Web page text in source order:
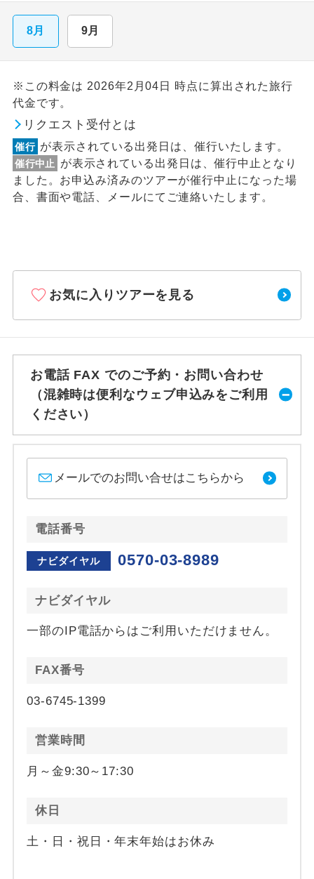
8月 9月
※この料金は 2026年2月04日 時点に算出された旅行
代金です。
リクエスト受付とは
催行 が表示されている出発日は、催行いたします。
催行中止
が表示されている出発日は、催行中止となり
ました。お申込み済みのツアーが催行中止になった場
合、書面や電話、メールにてご連絡いたします。
お気に入りツアーを見る
お電話 FAX でのご予約・お問い合わせ
（混雑時は便利なウェブ申込みをご利用
ください）
メールでのお問い合せはこちらから
電話番号
ナビダイヤル 0570-03-8989
ナビダイヤル
一部のIP電話からはご利用いただけません。
FAX番号
03-6745-1399
営業時間
月～金9:30～17:30
休日
土・日・祝日・年末年始はお休み